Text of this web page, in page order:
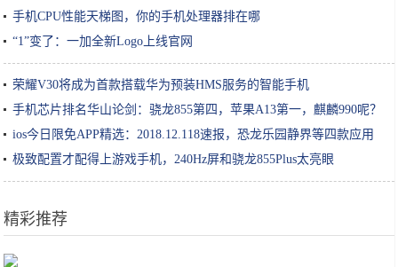
手机CPU性能天梯图，你的手机处理器排在哪
“1”变了：一加全新Logo上线官网
荣耀V30将成为首款搭载华为预装HMS服务的智能手机
手机芯片排名华山论剑：骁龙855第四，苹果A13第一，麒麟990呢？
ios今日限免APP精选：2018.12.118速报，恐龙乐园静界等四款应用
极致配置才配得上游戏手机，240Hz屏和骁龙855Plus太亮眼
精彩推荐
亚洲最大的寺庙在中国，耗资1.5亿门票仅要40，还能免费坐观光车